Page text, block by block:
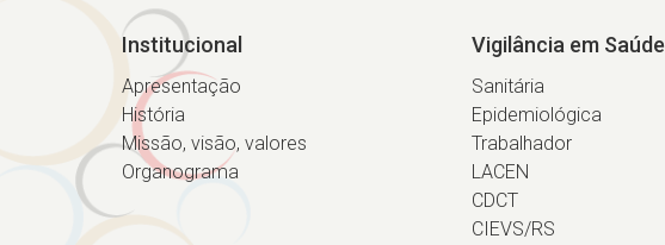
Institucional
Apresentação
História
Missão, visão, valores
Organograma
Vigilância em Saúde
Sanitária
Epidemiológica
Trabalhador
LACEN
CDCT
CIEVS/RS